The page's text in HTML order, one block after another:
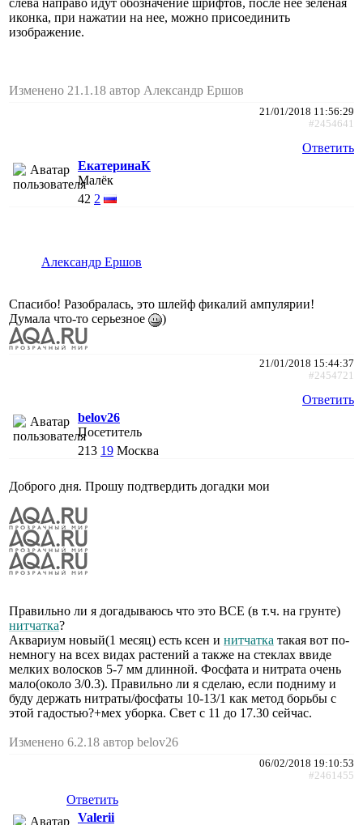
иконка, при нажатии на нее, можно присоединить
изображение.
Изменено 21.1.18 автор Александр Ершов
21/01/2018 11:56:29
#2454641
Ответить
ЕкатеринаК
Малёк
42 2
Александр Ершов
Спасибо! Разобралась, это шлейф фикалий ампулярии!
Думала что-то серьезное
)
21/01/2018 15:44:37
#2454721
Ответить
belov26
Посетитель
213 19 Москва
Доброго дня. Прошу подтвердить догадки мои
Правильно ли я догадываюсь что это ВСЕ (в т.ч. на грунте)
нитчатка?
Аквариум новый(1 месяц) есть ксен и нитчатка такая вот по-
немногу на всех видах растений а также на стеклах ввиде
мелких волосков 5-7 мм длинной. Фосфата и нитрата очень
мало(около 3/0.3). Правильно ли я сделаю, если подниму и
буду держать нитраты/фосфаты 10-13/1 как метод борьбы с
этой гадостью?+мех уборка. Свет с 11 до 17.30 сейчас.
Изменено 6.2.18 автор belov26
06/02/2018 19:10:53
#2461455
Ответить
Valerii